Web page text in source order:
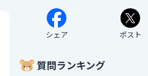
シェア ポスト
質問ランキング